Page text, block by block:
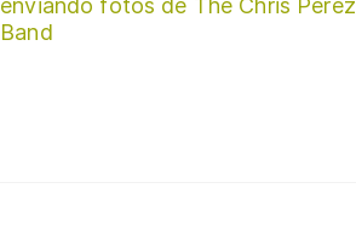
enviando fotos de The Chris Perez
Band